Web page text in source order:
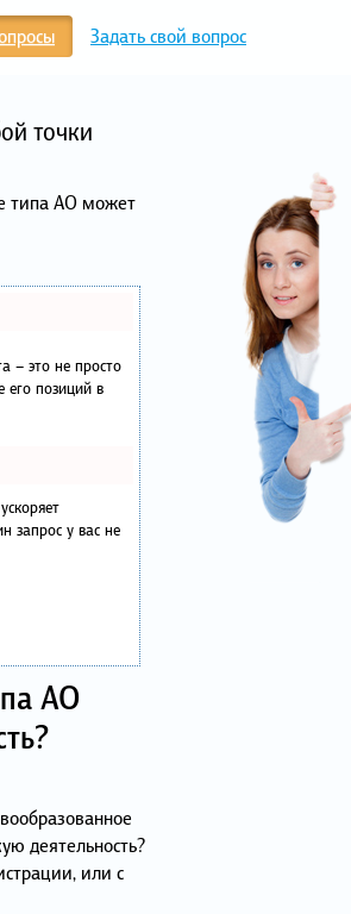
Задать свой вопрос
точки
типа АО может
– это не просто
позиций в
запрос у вас не
АО
деятельность?
или с